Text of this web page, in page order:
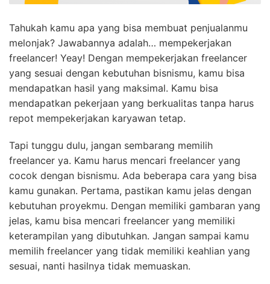
Tahukah kamu apa yang bisa membuat penjualanmu
melonjak? Jawabannya adalah… mempekerjakan
freelancer! Yeay! Dengan mempekerjakan freelancer
yang sesuai dengan kebutuhan bisnismu, kamu bisa
mendapatkan hasil yang maksimal. Kamu bisa
mendapatkan pekerjaan yang berkualitas tanpa harus
repot mempekerjakan karyawan tetap.
Tapi tunggu dulu, jangan sembarang memilih
freelancer ya. Kamu harus mencari freelancer yang
cocok dengan bisnismu. Ada beberapa cara yang bisa
kamu gunakan. Pertama, pastikan kamu jelas dengan
kebutuhan proyekmu. Dengan memiliki gambaran yang
jelas, kamu bisa mencari freelancer yang memiliki
keterampilan yang dibutuhkan. Jangan sampai kamu
memilih freelancer yang tidak memiliki keahlian yang
sesuai, nanti hasilnya tidak memuaskan.